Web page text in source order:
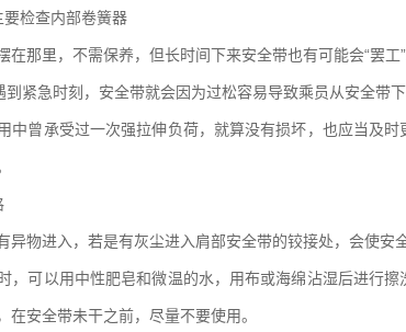
检查内部卷簧器
在那里，不需保养，但长时间下来安全带也有可能会“罢
到紧急时刻，安全带就会因为过松容易导致乘员从安全带
中曾承受过一次强拉伸负荷，就算没有损坏，也应当及
异物进入，若是有灰尘进入肩部安全带的铰接处，会使
，可以用中性肥皂和微温的水，用布或海绵沾湿后进行
在安全带未干之前，尽量不要使用。